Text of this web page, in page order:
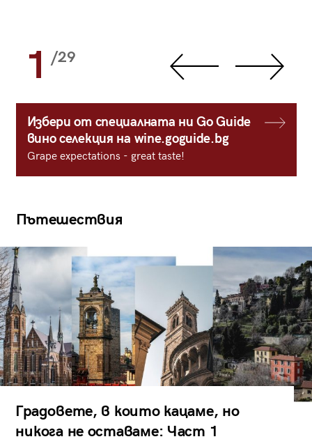
1 /29
Избери от специалната ни Go Guide
вино селекция на wine.goguide.bg
Grape expectations - great taste!
Пътешествия
Градовете, в които кацаме, но
никога не оставаме: Част 1